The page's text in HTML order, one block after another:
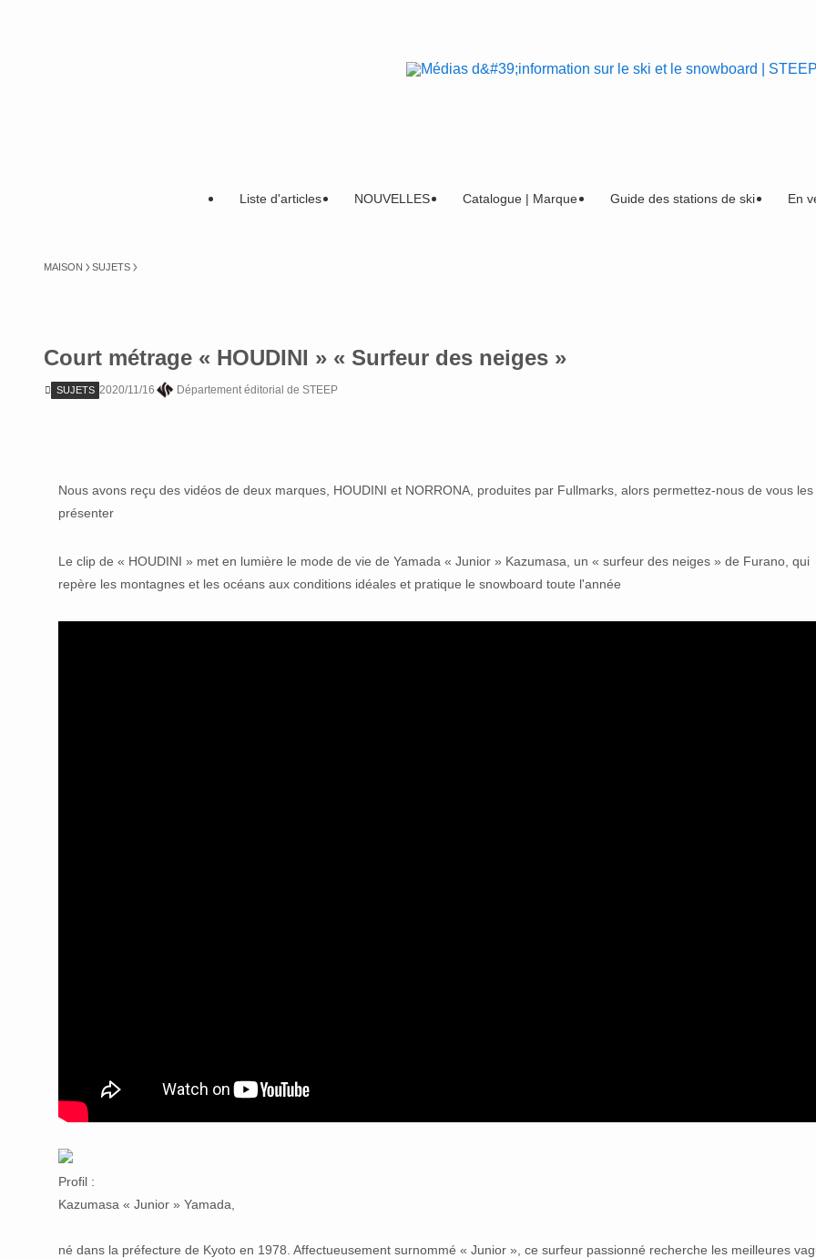
Liste d'articles NOUVELLES Catalogue | Marque Guide des stations de ski En
MAISON SUJETS
Court métrage « HOUDINI » « Surfeur des neiges »
SUJETS 2020/11/16 Département éditorial de STEEP
Nous avons reçu des vidéos de deux marques, HOUDINI et NORRONA, produites par Fullmarks, alors permettez-nous de vous les
présenter
Le clip de « HOUDINI » met en lumière le mode de vie de Yamada « Junior » Kazumasa, un « surfeur des neiges » de Furano, qui
repère les montagnes et les océans aux conditions idéales et pratique le snowboard toute l'année
Profil :
Kazumasa « Junior » Yamada,
né dans la préfecture de Kyoto en 1978. Affectueusement surnommé « Junior », ce surfeur passionné recherche les meilleures